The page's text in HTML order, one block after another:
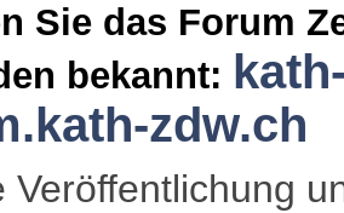
Sie das Forum
bekannt:
zdw.ch
Veröffentlichung